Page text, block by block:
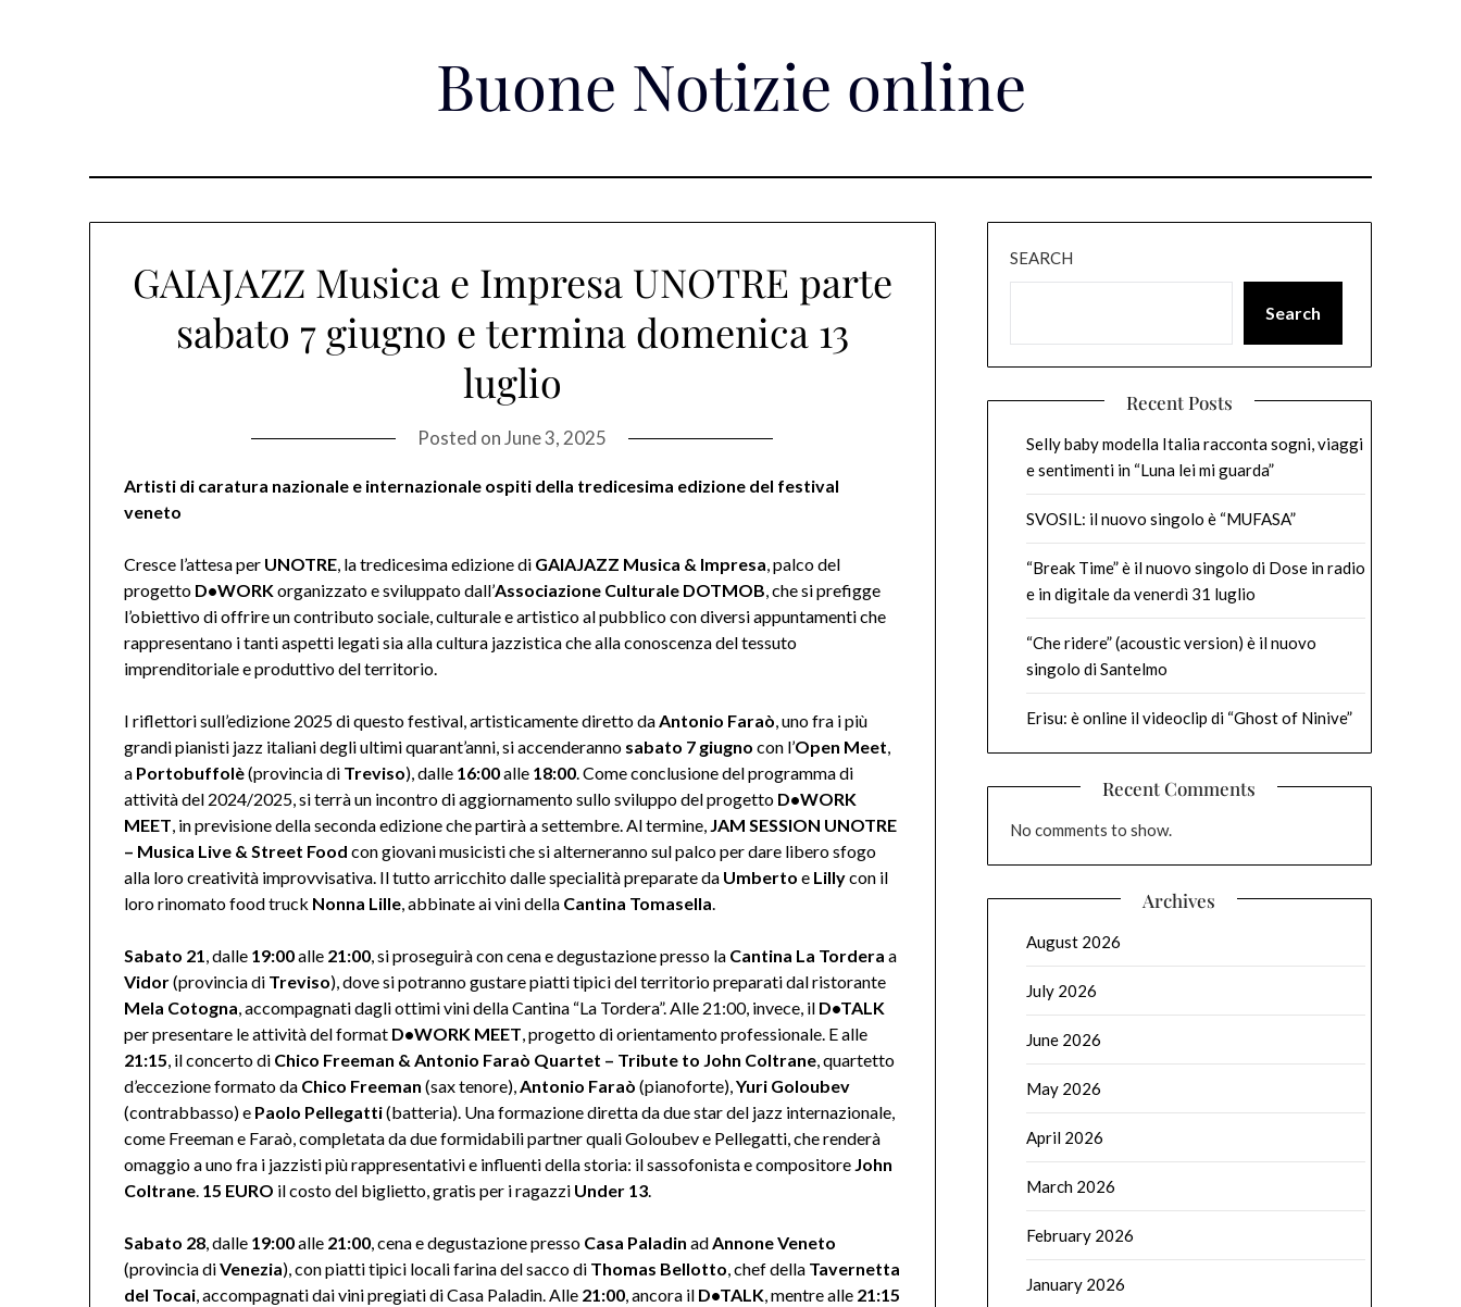
Buone Notizie online
GAIAJAZZ Musica e Impresa UNOTRE parte
sabato 7 giugno e termina domenica 13
luglio
Posted onJune 3, 2025
Artisti di caratura nazionale e internazionale ospiti della tredicesima edizione del festival
veneto
Cresce l’attesa per UNOTRE, la tredicesima edizione di GAIAJAZZ Musica & Impresa, palco del
progetto D•WORKorganizzato e sviluppato dall’Associazione Culturale DOTMOB, che si prefigge
l’obiettivo di offrire un contributo sociale, culturale e artistico al pubblico con diversi appuntamenti che
rappresentano i tanti aspetti legati sia alla cultura jazzistica che alla conoscenza del tessuto
imprenditoriale e produttivo del territorio.
I riflettori sull’edizione 2025 di questo festival, artisticamente diretto daAntonio Faraò, uno fra i più
grandi pianisti jazz italiani degli ultimi quarant’anni, si accenderanno sabato 7 giugnocon l’Open Meet,
a Portobuffolè(provincia di Treviso), dalle 16:00alle 18:00. Come conclusione del programma di
attività del 2024/2025, si terrà un incontro di aggiornamento sullo sviluppo del progetto D•WORK
MEET, in previsione della seconda edizione che partirà a settembre. Al termine, JAM SESSION UNOTRE
– Musica Live & Street Food con giovani musicisti che si alterneranno sul palco per dare libero sfogo
alla loro creatività improvvisativa. Il tutto arricchito dalle specialità preparate da Umberto e Lillycon il
loro rinomato food truck Nonna Lille, abbinate ai vini della Cantina Tomasella.
Sabato 21, dalle 19:00alle 21:00, si proseguirà con cena e degustazione presso la Cantina La Tordera a
Vidor(provincia di Treviso), dove si potranno gustare piatti tipici del territorio preparati dal ristorante
Mela Cotogna, accompagnati dagli ottimi vini della Cantina “La Tordera”. Alle 21:00, invece, il D•TALK
per presentare le attività del format D•WORK MEET, progetto di orientamento professionale. E alle
21:15, il concerto di Chico Freeman & Antonio Faraò Quartet – Tribute to John Coltrane, quartetto
d’eccezione formato da Chico Freeman (sax tenore),Antonio Faraò (pianoforte),Yuri Goloubev
(contrabbasso) e Paolo Pellegatti(batteria). Una formazione diretta da due star del jazz internazionale,
come Freeman e Faraò, completata da due formidabili partner quali Goloubev e Pellegatti, che renderà
omaggio a uno fra i jazzisti più rappresentativi e influenti della storia: il sassofonista e compositore John
Coltrane. 15 EURO il costo del biglietto, gratis per i ragazzi Under 13.
Sabato 28, dalle 19:00alle 21:00, cena e degustazione presso Casa Paladin adAnnone Veneto
(provincia diVenezia), con piatti tipici locali farina del sacco di Thomas Bellotto, chef della Tavernetta
del Tocai, accompagnati dai vini pregiati di Casa Paladin. Alle 21:00, ancora il D•TALK, mentre alle 21:15
SEARCH
Search
Recent Posts
Selly baby modella Italia racconta sogni, viaggi
e sentimenti in “Luna lei mi guarda”
SVOSIL: il nuovo singolo è “MUFASA”
“Break Time” è il nuovo singolo di Dose in radio
e in digitale da venerdì 31 luglio
“Che ridere” (acoustic version) è il nuovo
singolo di Santelmo
Erisu: è online il videoclip di “Ghost of Ninive”
Recent Comments
No comments to show.
Archives
August 2026
July 2026
June 2026
May 2026
April 2026
March 2026
February 2026
January 2026